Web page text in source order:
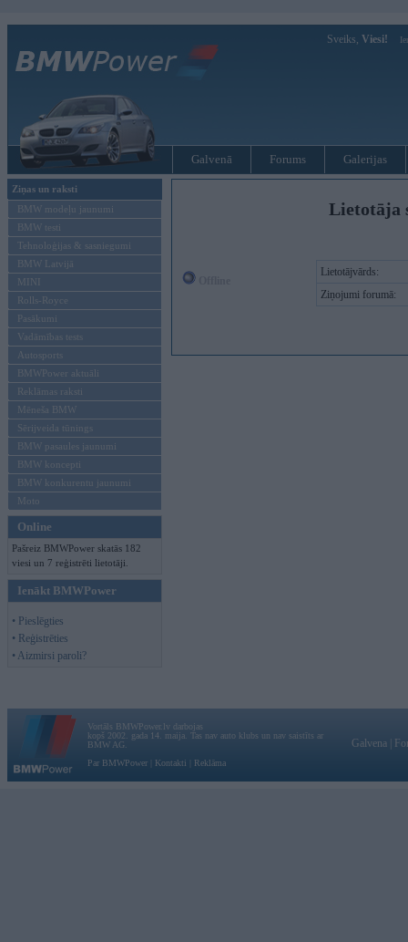
Sveiks, Viesi!
Galvenā Forums Galerijas
Ziņas un raksti
BMW modeļu jaunumi
BMW testi
Tehnoloģijas & sasniegumi
BMW Latvijā
MINI
Rolls-Royce
Pasākumi
Vadāmības tests
Autosports
BMWPower aktuāli
Reklāmas raksti
Mēneša BMW
Sērijveida tūnings
BMW pasaules jaunumi
BMW koncepti
BMW konkurentu jaunumi
Moto
Online
Pašreiz BMWPower skatās 182
viesi un 7 reģistrēti lietotāji.
Ienākt BMWPower
• Pieslēgties
• Reģistrēties
• Aizmirsi paroli?
Lietotāja
Lietotājvārds:
Ziņojumi forumā:
Vortāls BMWPower.lv darbojas
kopš 2002. gada 14. maija. Tas nav auto klubs un nav saistīts ar
BMW AG.
Par BMWPower
Kontakti Reklāma
Galvena